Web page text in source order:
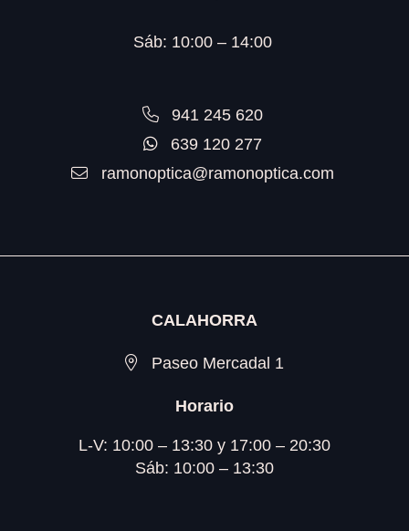
Sáb: 10:00 – 14:00
941 245 620
639 120 277
ramonoptica@ramonoptica.com
CALAHORRA
Paseo Mercadal 1
Horario
L-V: 10:00 – 13:30 y 17:00 – 20:30
Sáb: 10:00 – 13:30